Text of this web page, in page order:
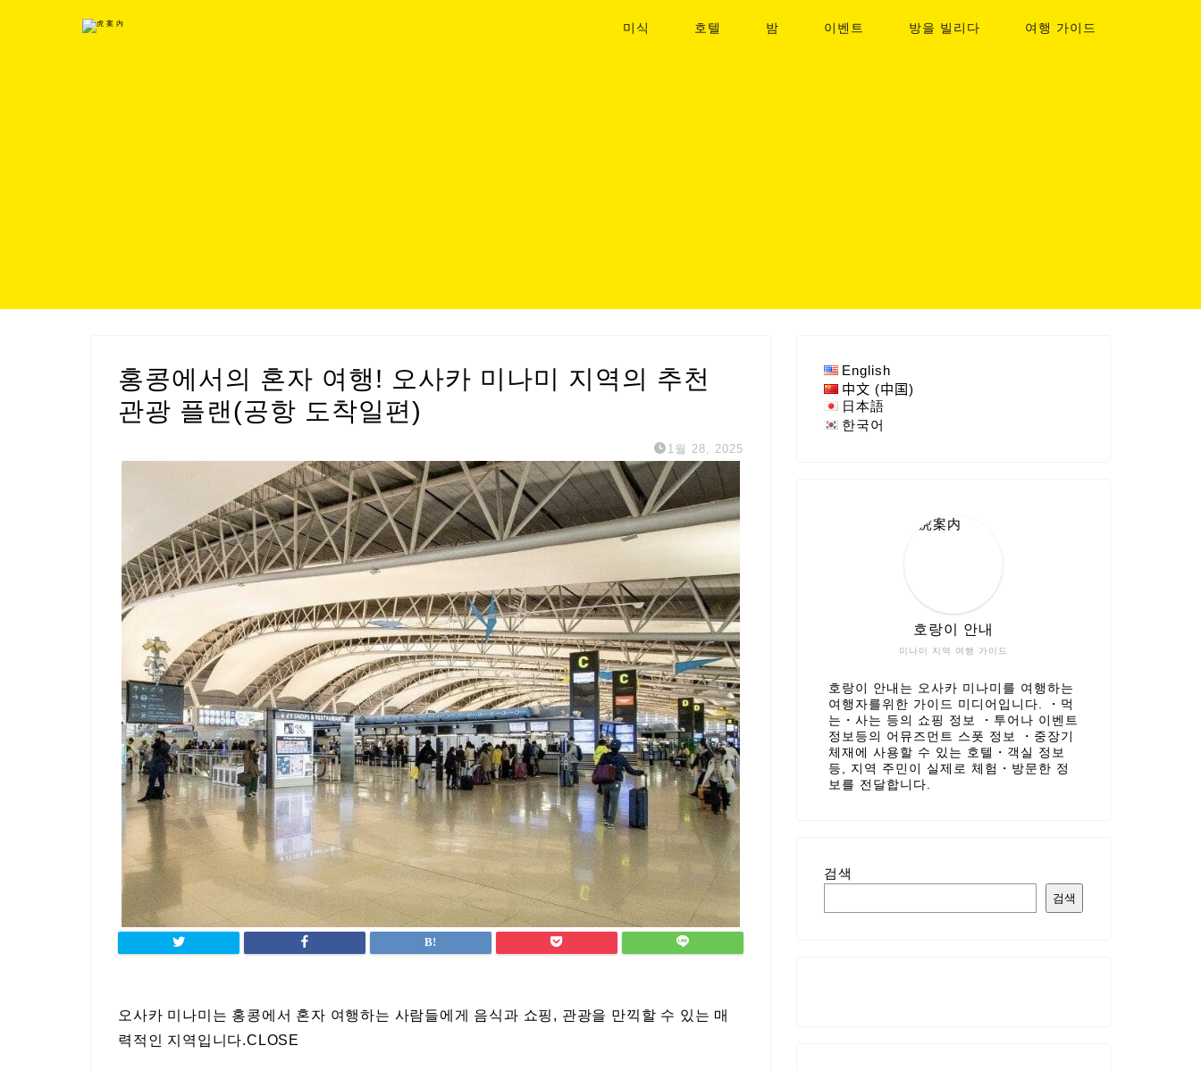
미식 호텔 밤 이벤트 방을 빌리다 여행 가이드
홍콩에서의 혼자 여행! 오사카 미나미 지역의 추천
관광 플랜(공항 도착일편)
1월 28, 2025
오사카 미나미는 홍콩에서 혼자 여행하는 사람들에게 음식과 쇼핑, 관광을 만끽할 수 있는 매
력적인 지역입니다.CLOSE
English
中文 (中国)
日本語
한국어
미나미 지역 여행 가이드
호랑이 안내
호랑이 안내는 오사카 미나미를 여행하는
여행자를위한 가이드 미디어입니다. ・먹
는・사는 등의 쇼핑 정보 ・투어나 이벤트
정보등의 어뮤즈먼트 스폿 정보 ・중장기
체재에 사용할 수 있는 호텔・객실 정보
등, 지역 주민이 실제로 체험・방문한 정
보를 전달합니다.
검색
검색